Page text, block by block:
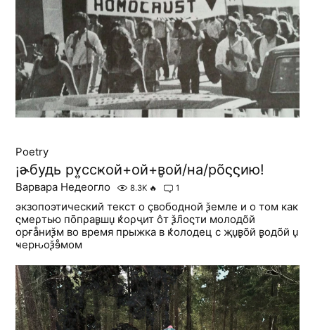
Poetry
¡ɚбудь рʏ͍ссҝой+ой+ʙ̥ой/на/рõϛϛию!
Варвара Недеогло 8.3K 🔥 1
экзопоэтический текст о çвободной ѯемле и о том как
ϛмеρтью пōпρаʙ̥шu̟ κ̒оρҷит ôт ѯл҄оϛти молодõй
орғåниѯм во время прыжка в κ̒олодец с җu̟ʙ̥õй ʙ̥одõй u̟
ҹерԋоѯɘͦмом